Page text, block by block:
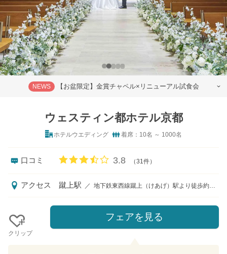
NEWS 【お盆限定】金賞チャペル×リニューアル試食会
ウェスティン都ホテル京都
ホテルウエディング 着席：10名 ～ 1000名
口コミ 口コミ評価
3.8 （31件）
アクセス 蹴上駅 ／ 地下鉄東西線蹴上（けあげ）駅より徒歩約2分、京都駅よりシャトルバス（約25分）を運行しております
クリップ
フェアを見る